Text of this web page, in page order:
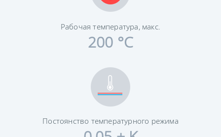
Рабочая температура, макс.
200 °C
Постоянство температурного режима